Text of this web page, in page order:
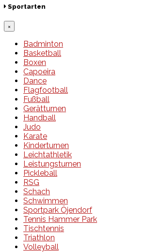
Sportarten
×
Badminton
Basketball
Boxen
Capoeira
Dance
Flagfootball
Fußball
Gerätturnen
Handball
Judo
Karate
Kinderturnen
Leichtathletik
Leistungsturnen
Pickleball
RSG
Schach
Schwimmen
Sportpark Öjendorf
Tennis Hammer Park
Tischtennis
Triathlon
Volleyball